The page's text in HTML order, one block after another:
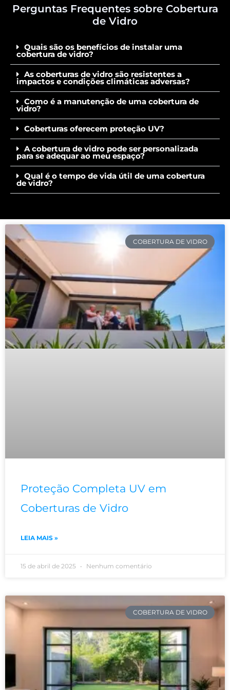
Perguntas Frequentes sobre Cobertura
de Vidro
Quais são os benefícios de instalar uma
cobertura de vidro?
As coberturas de vidro são resistentes a
impactos e condições climáticas adversas?
Como é a manutenção de uma cobertura de
vidro?
Coberturas oferecem proteção UV?
A cobertura de vidro pode ser personalizada
para se adequar ao meu espaço?
Qual é o tempo de vida útil de uma cobertura
de vidro?
COBERTURA DE VIDRO
Proteção Completa UV em
Coberturas de Vidro
LEIA MAIS »
15 de abril de 2025 Nenhum comentário
COBERTURA DE VIDRO